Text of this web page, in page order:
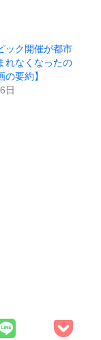
ック開催が都市
れなくなったの
要約】
日